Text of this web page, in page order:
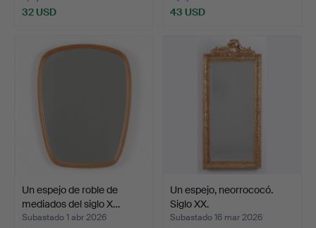
32 USD 43 USD
Un espejo de roble de
mediados del siglo X…
Subastado 1 abr 2026
Un espejo, neorrococó.
Siglo XX.
Subastado 16 mar 2026